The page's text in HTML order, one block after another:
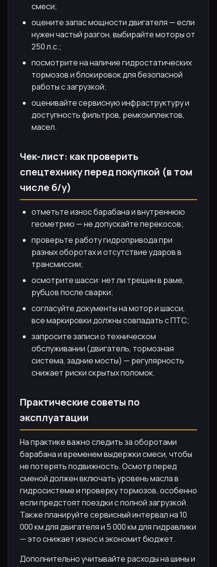
смеси;
оцените запас мощности двигателя — если
нужен частый разгон, выбирайте моторы от
250 л.с.;
посмотрите на наличие гидростатических
тормозов и блокировок для безопасной
работы с загрузкой;
оценивайте сервисную инфраструктуру и
доступность фильтров, ремкомплектов,
масел.
Чек-лист: как проверить
спецтехнику перед покупкой (в том
числе б/у)
отметьте износ барабана и внутреннюю
геометрию — не допускайте перекосов;
проверьте работу гидропривода при
разных оборотах и отсутствие ударов в
трансмиссии;
осмотрите шасси: нет ли трещин в раме,
рубцов после сварки;
согласуйте документы на мотор и шасси,
все маркировки должны совпадать с ПТС;
запросите записи о техническом
обслуживании (двигатель, тормозная
система, задние мосты) — регулярность
снижает риски скрытых поломок.
Практические советы по
эксплуатации
На практике важно следить за оборотами
барабана и временем выдержки смеси, чтобы
не потерять подвижность. Осмотр перед
сменой должен включать уровень масла в
гидросистеме и проверку тормозов, особенно
если предстоят поездки с полной загрузкой.
Также планируйте сервисный интервал на 10
000 км для двигателя и 5 000 км для гидравлики
— это снижает износ и экономит бюджет.
Дополнительно учитывайте расходы на шины и